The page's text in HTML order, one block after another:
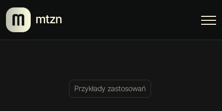
mtzn
Przykłady zastosowań